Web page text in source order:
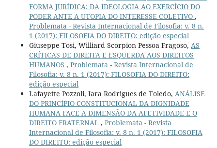
FORMA JURÍDICA: DA IDEOLOGIA AO EXERCÍCIO DO
PODER ANTE A UTOPIA DO INTERESSE COLETIVO ,
Problemata - Revista Internacional de Filosofia: v. 8 n.
1 (2017): FILOSOFIA DO DIREITO: edição especial
Giuseppe Tosi, Williard Scorpion Pessoa Fragoso, AS
CRÍTICAS DE DIREITA E ESQUERDA AOS DIREITOS
HUMANOS , Problemata - Revista Internacional de
Filosofia: v. 8 n. 1 (2017): FILOSOFIA DO DIREITO:
edição especial
Lafayette Pozzoli, Iara Rodrigues de Toledo, ANÁLISE
DO PRINCÍPIO CONSTITUCIONAL DA DIGNIDADE
HUMANA FACE A DIMENSÃO DA AFETIVIDADE E O
DIREITO FRATERNAL , Problemata - Revista
Internacional de Filosofia: v. 8 n. 1 (2017): FILOSOFIA
DO DIREITO: edição especial